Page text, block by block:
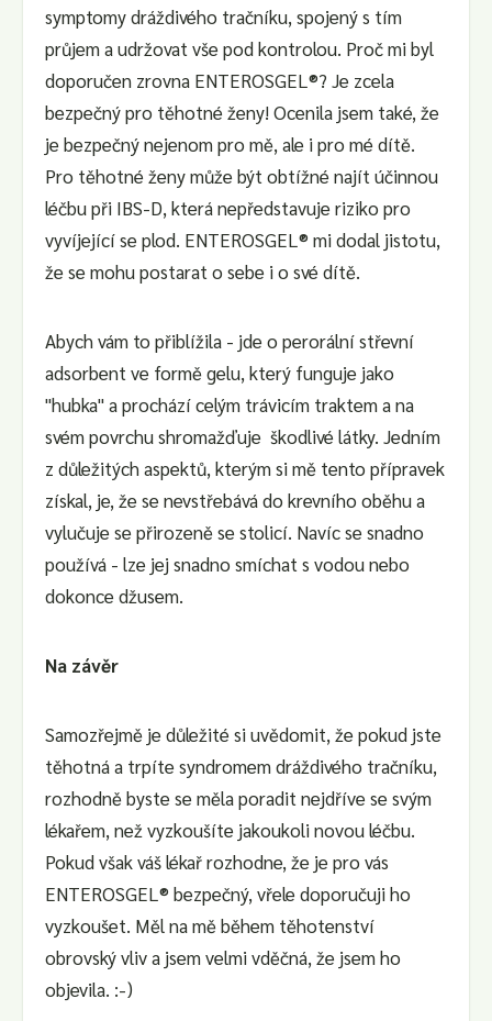
symptomy dráždivého tračníku, spojený s tím
průjem a udržovat vše pod kontrolou. Proč mi byl
doporučen zrovna ENTEROSGEL®? Je zcela
bezpečný pro těhotné ženy! Ocenila jsem také, že
je bezpečný nejenom pro mě, ale i pro mé dítě.
Pro těhotné ženy může být obtížné najít účinnou
léčbu při IBS-D, která nepředstavuje riziko pro
vyvíjející se plod. ENTEROSGEL® mi dodal jistotu,
že se mohu postarat o sebe i o své dítě.
Abych vám to přiblížila - jde o perorální střevní
adsorbent ve formě gelu, který funguje jako
"hubka" a prochází celým trávicím traktem a na
svém povrchu shromažďuje škodlivé látky. Jedním
z důležitých aspektů, kterým si mě tento přípravek
získal, je, že se nevstřebává do krevního oběhu a
vylučuje se přirozeně se stolicí. Navíc se snadno
používá - lze jej snadno smíchat s vodou nebo
dokonce džusem.
Na závěr
Samozřejmě je důležité si uvědomit, že pokud jste
těhotná a trpíte syndromem dráždivého tračníku,
rozhodně byste se měla poradit nejdříve se svým
lékařem, než vyzkoušíte jakoukoli novou léčbu.
Pokud však váš lékař rozhodne, že je pro vás
ENTEROSGEL® bezpečný, vřele doporučuji ho
vyzkoušet. Měl na mě během těhotenství
obrovský vliv a jsem velmi vděčná, že jsem ho
objevila. :-)